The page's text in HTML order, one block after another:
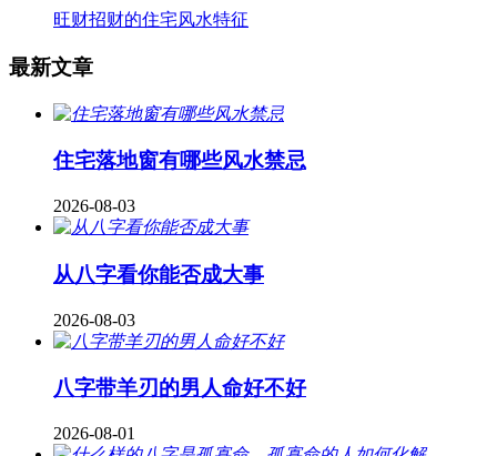
旺财招财的住宅风水特征
最新文章
住宅落地窗有哪些风水禁忌
2026-08-03
从八字看你能否成大事
2026-08-03
八字带羊刃的男人命好不好
2026-08-01